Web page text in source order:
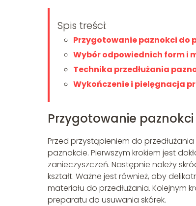
Spis treści:
Przygotowanie paznokci do
Wybór odpowiednich form i
Technika przedłużania
Wykończenie i pielęgnacja
Przygotowanie paznokci
Przed przystąpieniem do
paznokcie. Pierwszym krokiem jest
zanieczyszczeń. Następnie należy
kształt. Ważne jest również, aby
materiału do przedłużania. Kolejnym
preparatu do usuwania skórek.